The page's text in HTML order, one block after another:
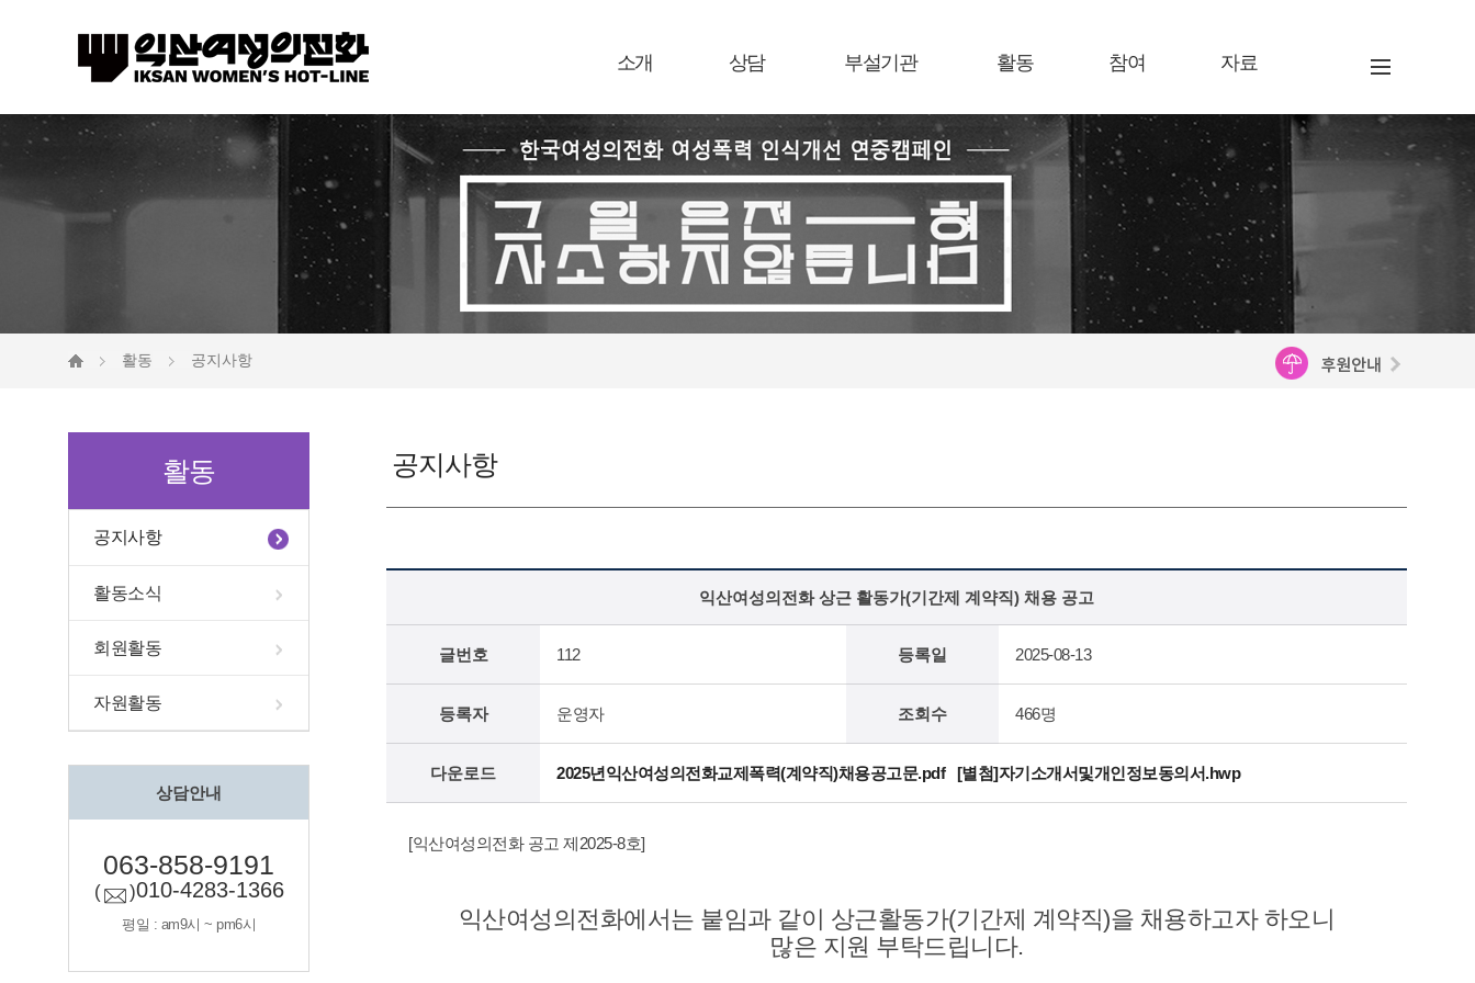
소개 상담 부설기관 활동 참여 자료
활동 공지사항
활동
공지사항
활동소식
회원활동
자원활동
상담안내
063-858-9191
( )010-4283-1366
평일 : am9시 ~ pm6시
공지사항
익산여성의전화 상근 활동가(기간제 계약직) 채용 공고
글번호 112 등록일 2025-08-13
등록자 운영자 조회수 466명
다운로드 2025년익산여성의전화교제폭력(계약직)채용공고문.pdf [별첨]자기소개서및개인정보동의서.hwp
[익산여성의전화 공고 제2025-8호]
익산여성의전화에서는 붙임과 같이 상근활동가(기간제 계약직)을 채용하고자 하오니
많은 지원 부탁드립니다.